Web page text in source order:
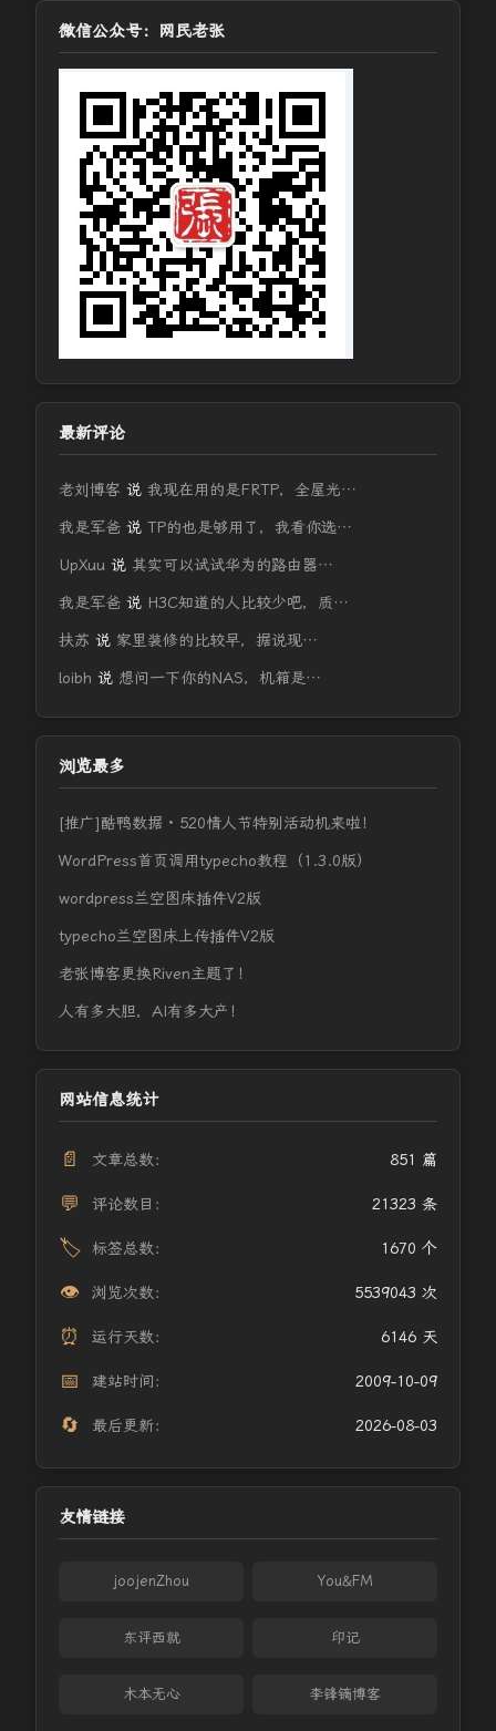
微信公众号：网民老张
最新评论
老刘博客 说 我现在用的是FRTP，全屋光…
我是军爸 说 TP的也是够用了，我看你选…
UpXuu 说 其实可以试试华为的路由器…
我是军爸 说 H3C知道的人比较少吧，质…
扶苏 说 家里装修的比较早，据说现…
loibh 说 想问一下你的NAS，机箱是…
浏览最多
[推广]酷鸭数据 · 520情人节特别活动机来啦！
WordPress首页调用typecho教程（1.3.0版）
wordpress兰空图床插件V2版
typecho兰空图床上传插件V2版
老张博客更换Riven主题了！
人有多大胆，AI有多大产！
网站信息统计
📄 文章总数： 851 篇
💬 评论数目： 21323 条
🏷️ 标签总数： 1670 个
👁️ 浏览次数： 5539043 次
⏰ 运行天数： 6146 天
📅 建站时间： 2009-10-09
🔄 最后更新： 2026-08-03
友情链接
joojenZhou You&FM
东评西就 印记
木本无心 李锋镝博客